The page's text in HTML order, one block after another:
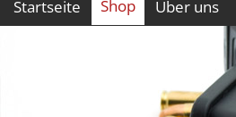
Startseite Shop Über uns